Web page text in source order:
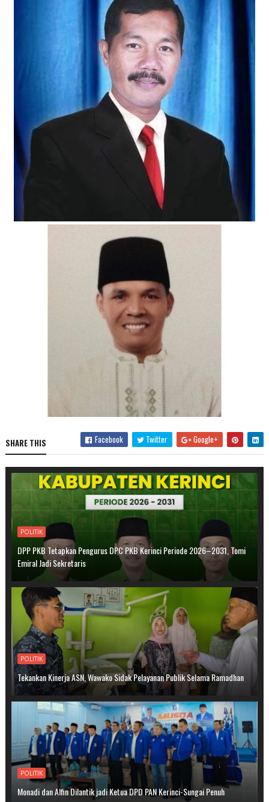
SHARE THIS Facebook Twitter Google+
POLITIK
DPP PKB Tetapkan Pengurus DPC PKB Kerinci Periode 2026–2031, Tomi
Emiral Jadi Sekretaris
POLITIK
Tekankan Kinerja ASN, Wawako Sidak Pelayanan Publik Selama Ramadhan
POLITIK
Monadi dan Alfin Dilantik jadi Ketua DPD PAN Kerinci-Sungai Penuh